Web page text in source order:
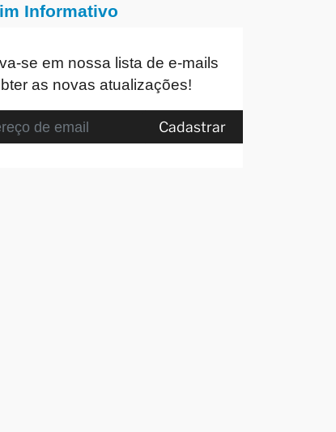
Informativo
se em nossa lista de e-mails
as novas atualizações!
Cadastrar